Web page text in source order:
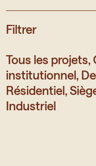
Filtrer
Tous les projets,
institutionnel,
Résidentiel,
Industriel